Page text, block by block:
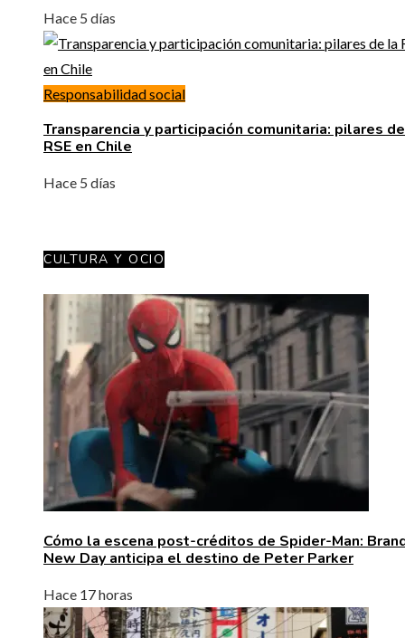
Hace 5 días
Responsabilidad social
Transparencia y participación comunitaria: pilares
RSE en Chile
Hace 5 días
CULTURA Y OCIO
Cómo la escena post-créditos de Spider-Man:
New Day anticipa el destino de Peter Parker
Hace 17 horas